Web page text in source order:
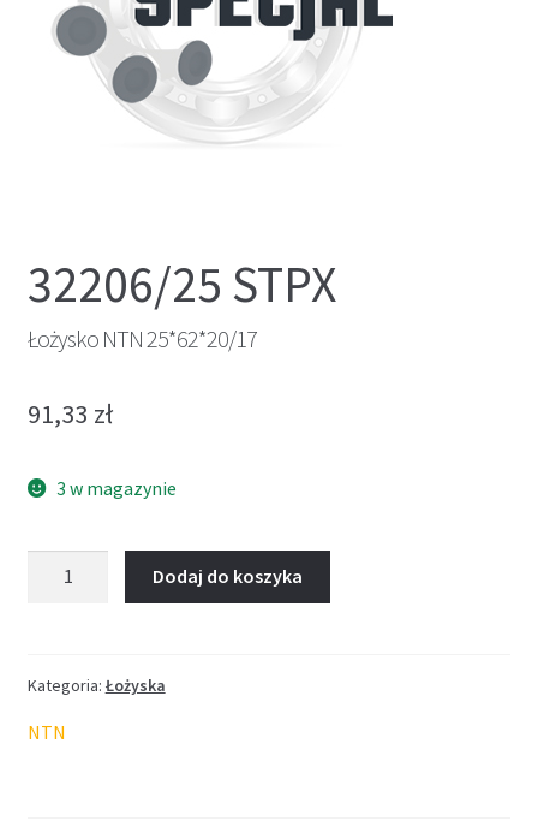
32206/25 STPX
Łożysko NTN 25*62*20/17
91,33 zł
3 w magazynie
Dodaj do koszyka
Kategoria: Łożyska
NTN